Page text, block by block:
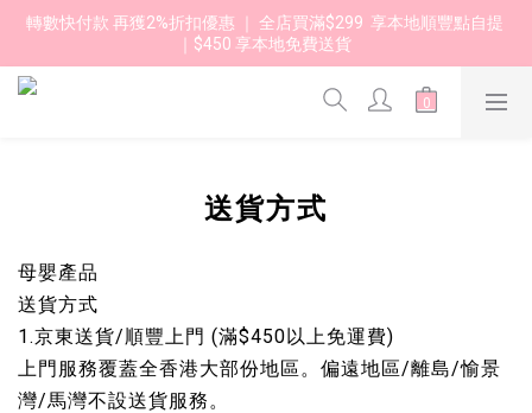
轉數快付款 再獲2%折扣優惠 ｜ 全店買滿$299  享本地順豐點自提
｜$450 享本地免費送貨
送貨方式
母嬰產品
送貨方式
1.京東送貨/順豐上門 (滿$450以上免運費)
上門服務覆蓋全香港大部份地區。偏遠地區/離島/愉景
灣/馬灣不設送貨服務。